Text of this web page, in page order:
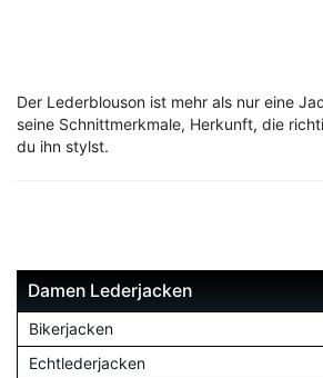
Der Lederblouson ist mehr als nur eine
seine Schnittmerkmale, Herkunft, die
du ihn stylst.
Damen Lederjacken
Bikerjacken
Echtlederjacken